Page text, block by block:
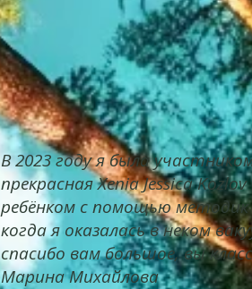
В 2023 году я была
прекрасная Xenia Jessica
ребёнком с помощью методик
когда я оказалась в неком
спасибо вам большое, вы
Марина Михайлова